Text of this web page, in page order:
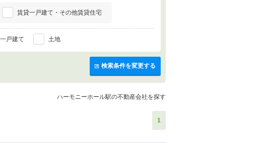
賃貸一戸建て・その他賃貸住宅
戸建て 土地
検索条件を変更する
ハーモニーホール駅の不動産会社を探す
1